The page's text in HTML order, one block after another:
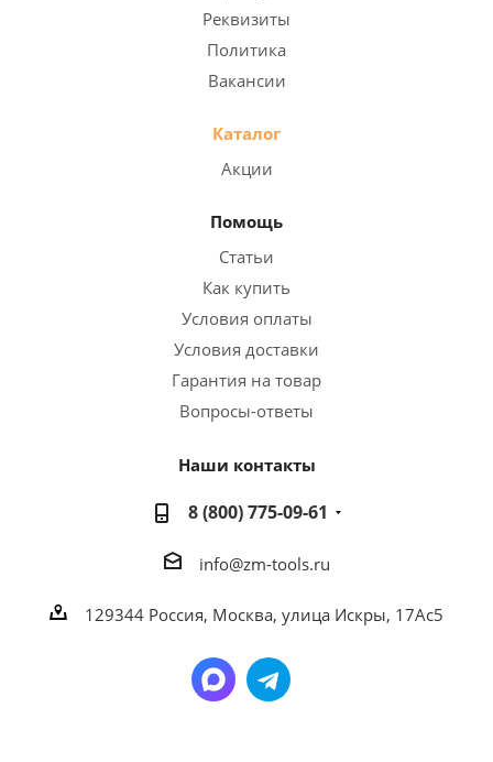
Реквизиты
Политика
Вакансии
Каталог
Акции
Помощь
Статьи
Как купить
Условия оплаты
Условия доставки
Гарантия на товар
Вопросы-ответы
Наши контакты
8 (800) 775-09-61
info@zm-tools.ru
129344 Россия, Москва, улица Искры, 17Ас5